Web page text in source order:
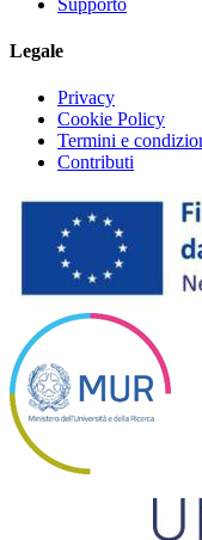
Legale
Privacy
Cookie Policy
Termini e
Contributi